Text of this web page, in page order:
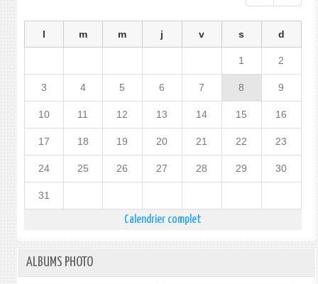
l m m j v s d
1 2
3 4 5 6 7 8 9
10 11 12 13 14 15 16
17 18 19 20 21 22 23
24 25 26 27 28 29 30
31
Calendrier complet
ALBUMS PHOTO